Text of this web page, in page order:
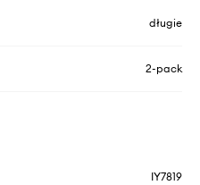
długie
2-pack
IY7819